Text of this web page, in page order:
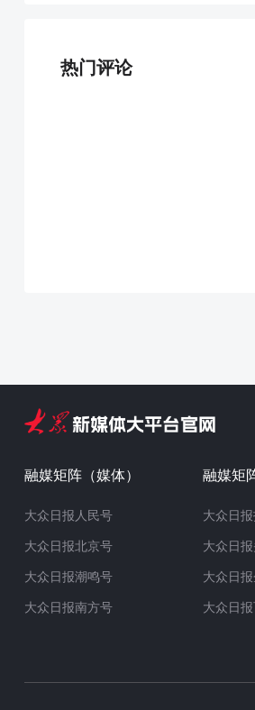
热门评论
融媒矩阵（媒体）
大众日报人民号
大众日报北京号
大众日报潮鸣号
大众日报南方号
融媒矩
大众日
大众日
大众日
大众日